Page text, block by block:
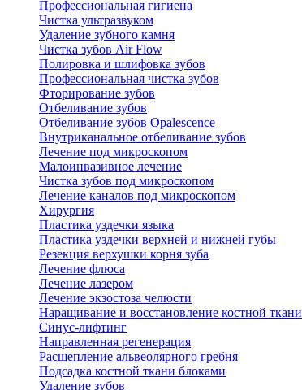
Профессиональная гигиена
Чистка ультразвуком
Удаление зубного камня
Чистка зубов Air Flow
Полировка и шлифовка зубов
Профессиональная чистка зубов
Фторирование зубов
Отбеливание зубов
Отбеливание зубов Opalescence
Внутриканальное отбеливание зубов
Лечение под микроскопом
Малоинвазивное лечение
Чистка зубов под микроскопом
Лечение каналов под микроскопом
Хирургия
Пластика уздечки языка
Пластика уздечки верхней и нижней губы
Резекция верхушки корня зуба
Лечение флюса
Лечение лазером
Лечение экзостоза челюсти
Наращивание и восстановление костной ткани
Синус-лифтинг
Направленная регенерация
Расщепление альвеолярного гребня
Подсадка костной ткани блоками
Удаление зубов